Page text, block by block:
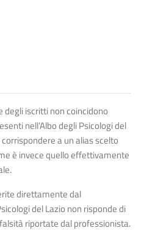
iscritti non coincidono
nell’Albo degli Psicologi del
a un alias scelto
è invece quello effettivamente
direttamente dal
del Lazio non risponde di
riportate dal professionista.